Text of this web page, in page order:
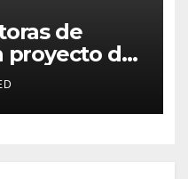
de
proyecto de